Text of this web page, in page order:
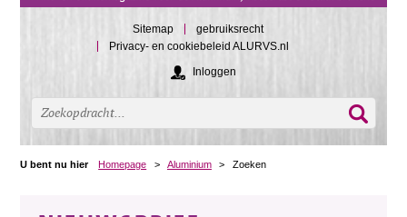
Sitemap
gebruiksrecht
Privacy- en cookiebeleid ALURVS.nl
Inloggen
U bent nu hier Homepage > Aluminium > Zoeken